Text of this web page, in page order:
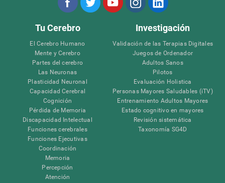
Tu Cerebro
El Cerebro Humano
Mente y Cerebro
Partes del cerebro
Las Neuronas
Plasticidad Neuronal
Capacidad Cerebral
Cognición
Pérdida de Memoria
Discapacidad Intelectual
Funciones cerebrales
Funciones Ejecutivas
Coordinación
Memoria
Percepción
Atención
Investigación
Validación de las Terapias Digitales
Juegos de Ordenador
Adultos Sanos
Pilotos
Evaluación Holistica
Personas Mayores Saludables (iTV)
Entrenamiento Adultos Mayores
Estado cognitivo en mayores
Revisión sistemática
Taxonomía SG4D